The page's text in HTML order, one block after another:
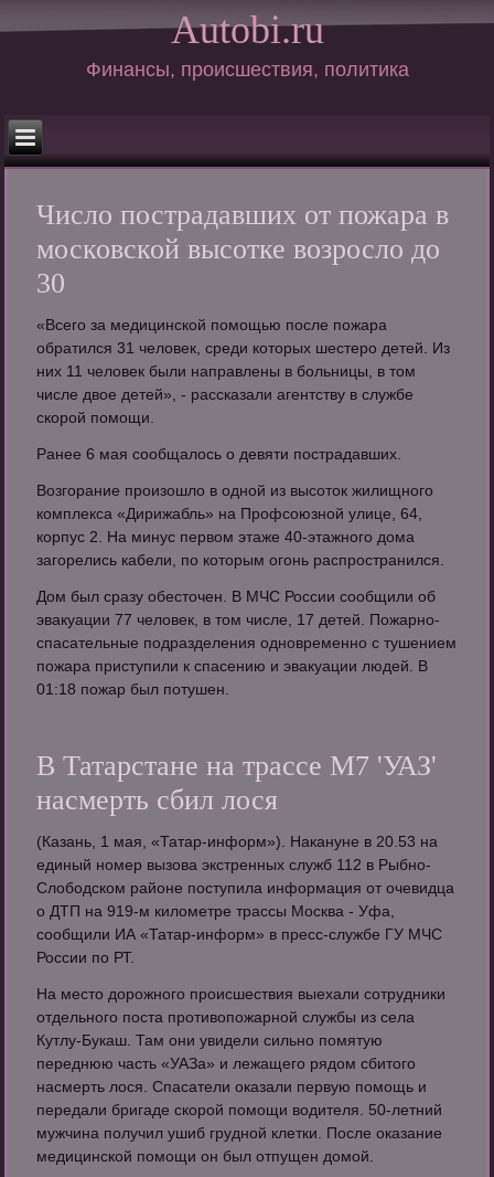
Autobi.ru
Финансы, происшествия, политика
Число пострадавших от пожара в
московской высотке возросло до
30
«Всего за медицинской помощью после пожара
обратился 31 человек, среди которых шестеро детей. Из
них 11 человек были направлены в больницы, в том
числе двое детей», - рассказали агентству в службе
скорой помощи.
Ранее 6 мая сообщалось о девяти пострадавших.
Возгорание произошло в одной из высоток жилищного
комплекса «Дирижабль» на Профсоюзной улице, 64,
корпус 2. На минус первом этаже 40-этажного дома
загорелись кабели, по которым огонь распространился.
Дом был сразу обесточен. В МЧС России сообщили об
эвакуации 77 человек, в том числе, 17 детей. Пожарно-
спасательные подразделения одновременно с тушением
пожара приступили к спасению и эвакуации людей. В
01:18 пожар был потушен.
В Татарстане на трассе М7 'УАЗ'
насмерть сбил лося
(Казань, 1 мая, «Татар-информ»). Накануне в 20.53 на
единый номер вызова экстренных служб 112 в Рыбно-
Слободском районе поступила информация от очевидца
о ДТП на 919-м километре трассы Москва - Уфа,
сообщили ИА «Татар-информ» в пресс-службе ГУ МЧС
России по РТ.
На место дорожного происшествия выехали сотрудники
отдельного поста противопожарной службы из села
Кутлу-Букаш. Там они увидели сильно помятую
переднюю часть «УАЗа» и лежащего рядом сбитого
насмерть лося. Спасатели оказали первую помощь и
передали бригаде скорой помощи водителя. 50-летний
мужчина получил ушиб грудной клетки. После оказание
медицинской помощи он был отпущен домой.